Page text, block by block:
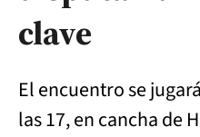
clave
El encuentro se
las 17, en cancha de